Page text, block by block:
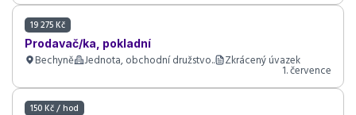
19 275 Kč
Prodavač/ka, pokladní
Bechyně Jednota, obchodní družstvo.. Zkrácený úvazek
1. července
150 Kč / hod